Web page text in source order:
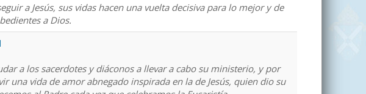
a Jesús, sus vidas hacen una vuelta decisiva para lo mejor y de
a Dios.
a los sacerdotes y diáconos a llevar a cabo su ministerio, y por
una vida de amor abnegado inspirada en la de Jesús, quien dio su